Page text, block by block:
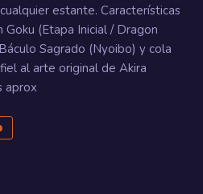
estante. Características
Goku (Etapa Inicial / Dragon
Sagrado (Nyoibo) y cola
al arte original de Akira
aprox